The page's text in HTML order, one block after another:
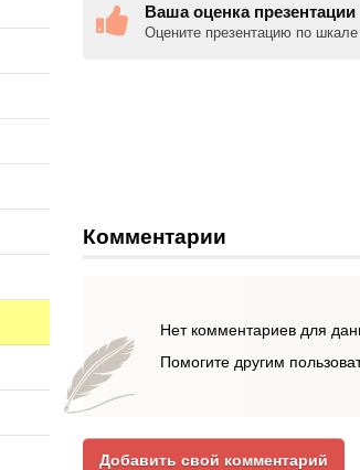
Ваша оценка презентации
Оцените презентацию по
Комментарии
Нет комментариев для
Помогите другим
Добавить свой комментарий